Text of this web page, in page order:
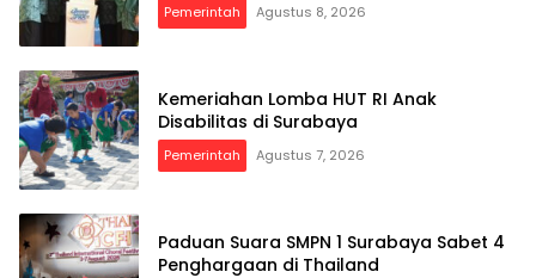
Pemerintah Agustus 8, 2026
Kemeriahan Lomba HUT RI Anak
Disabilitas di Surabaya
Pemerintah Agustus 7, 2026
Paduan Suara SMPN 1 Surabaya Sabet 4
Penghargaan di Thailand